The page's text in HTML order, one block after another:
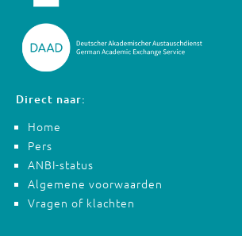
Direct naar:
Home
Pers
ANBI-status
Algemene voorwaarden
Vragen of klachten